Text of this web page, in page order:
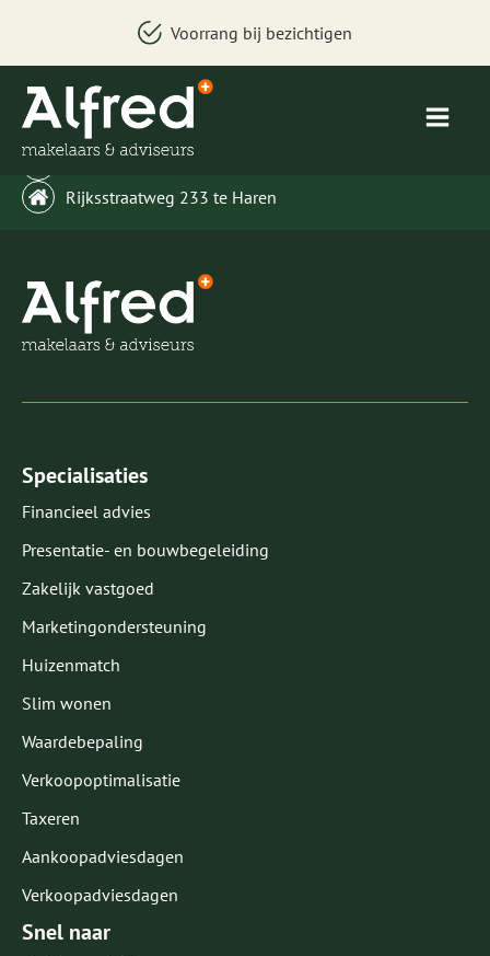
Voorrang bij bezichtigen
Rijksstraatweg 233 te Haren
Specialisaties
Financieel advies
Presentatie- en bouwbegeleiding
Zakelijk vastgoed
Marketingondersteuning
Huizenmatch
Slim wonen
Waardebepaling
Verkoopoptimalisatie
Taxeren
Aankoopadviesdagen
Verkoopadviesdagen
Snel naar